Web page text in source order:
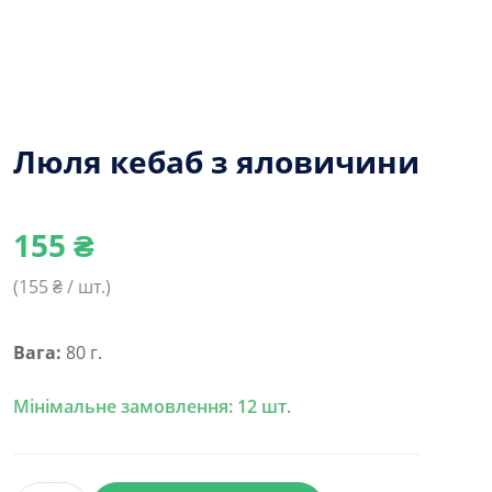
Люля кебаб з яловичини
155 ₴
(155₴ / шт.)
Вага: 80 г.
Мінімальне замовлення: 12 шт.